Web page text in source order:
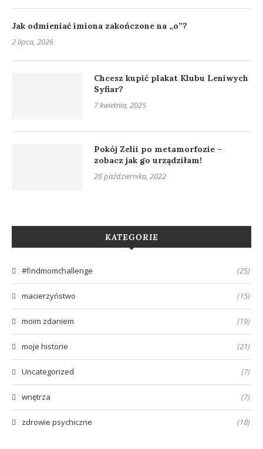
Jak odmieniać imiona zakończone na „o”?
2 lipca, 2026
Chcesz kupić plakat Klubu Leniwych
Syfiar?
7 kwietnia, 2025
Pokój Zelii po metamorfozie –
zobacz jak go urządziłam!
26 października, 2022
KATEGORIE
#findmomchallenge (25)
macierzyństwo (15)
moim zdaniem (19)
moje historie (21)
Uncategorized (7)
wnętrza (7)
zdrowie psychiczne (18)